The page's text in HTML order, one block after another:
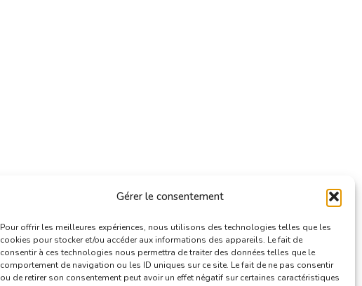
Gérer le consentement
Pour offrir les meilleures expériences, nous utilisons des technologies telles que les
cookies pour stocker et/ou accéder aux informations des appareils. Le fait de
consentir à ces technologies nous permettra de traiter des données telles que le
comportement de navigation ou les ID uniques sur ce site. Le fait de ne pas consentir
ou de retirer son consentement peut avoir un effet négatif sur certaines caractéristiques